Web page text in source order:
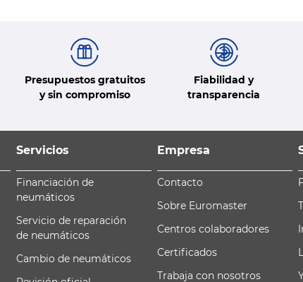
Presupuestos gratuitos
y sin compromiso
Fiabilidad y
transparencia
Servicios
Financiación de
neumáticos
Servicio de reparación
de neumáticos
Cambio de neumáticos
Empresa
Contacto
Sobre Euromaster
Centros colaboradores
Certificados
Trabaja con nosotros